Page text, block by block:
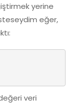
yerine
eğer,
veri